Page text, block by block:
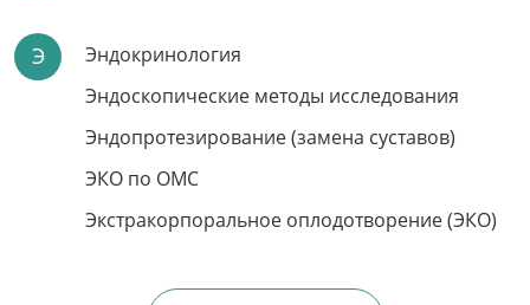
Первый шаг к
Вашему счастью
Диагностика женщины и мужчины
Консервативное лечение и методом ЭКО
Э
Эндокринология
Эндоскопические методы исследования
Эндопротезирование (замена суставов)
ЭКО по ОМС
Экстракорпоральное оплодотворение (ЭКО)